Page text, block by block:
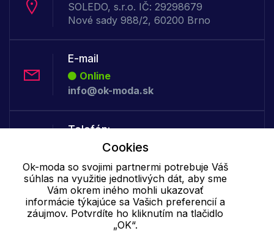
SOLEDO, s.r.o. IČ: 29298679
Nové sady 988/2, 60200 Brno
E-mail
Online
info@ok-moda.sk
Telefón:
Online
Cookie - podrobné nastavenie Ďalšie informácie
Spracovanie
osobných údajov
Cookies
Ok-moda so svojimi partnermi potrebuje Váš
súhlas na využitie jednotlivých dát, aby sme
Vám okrem iného mohli ukazovať
informácie týkajúce sa Vašich preferencií a
záujmov. Potvrdíte ho kliknutím na tlačidlo
„OK“.